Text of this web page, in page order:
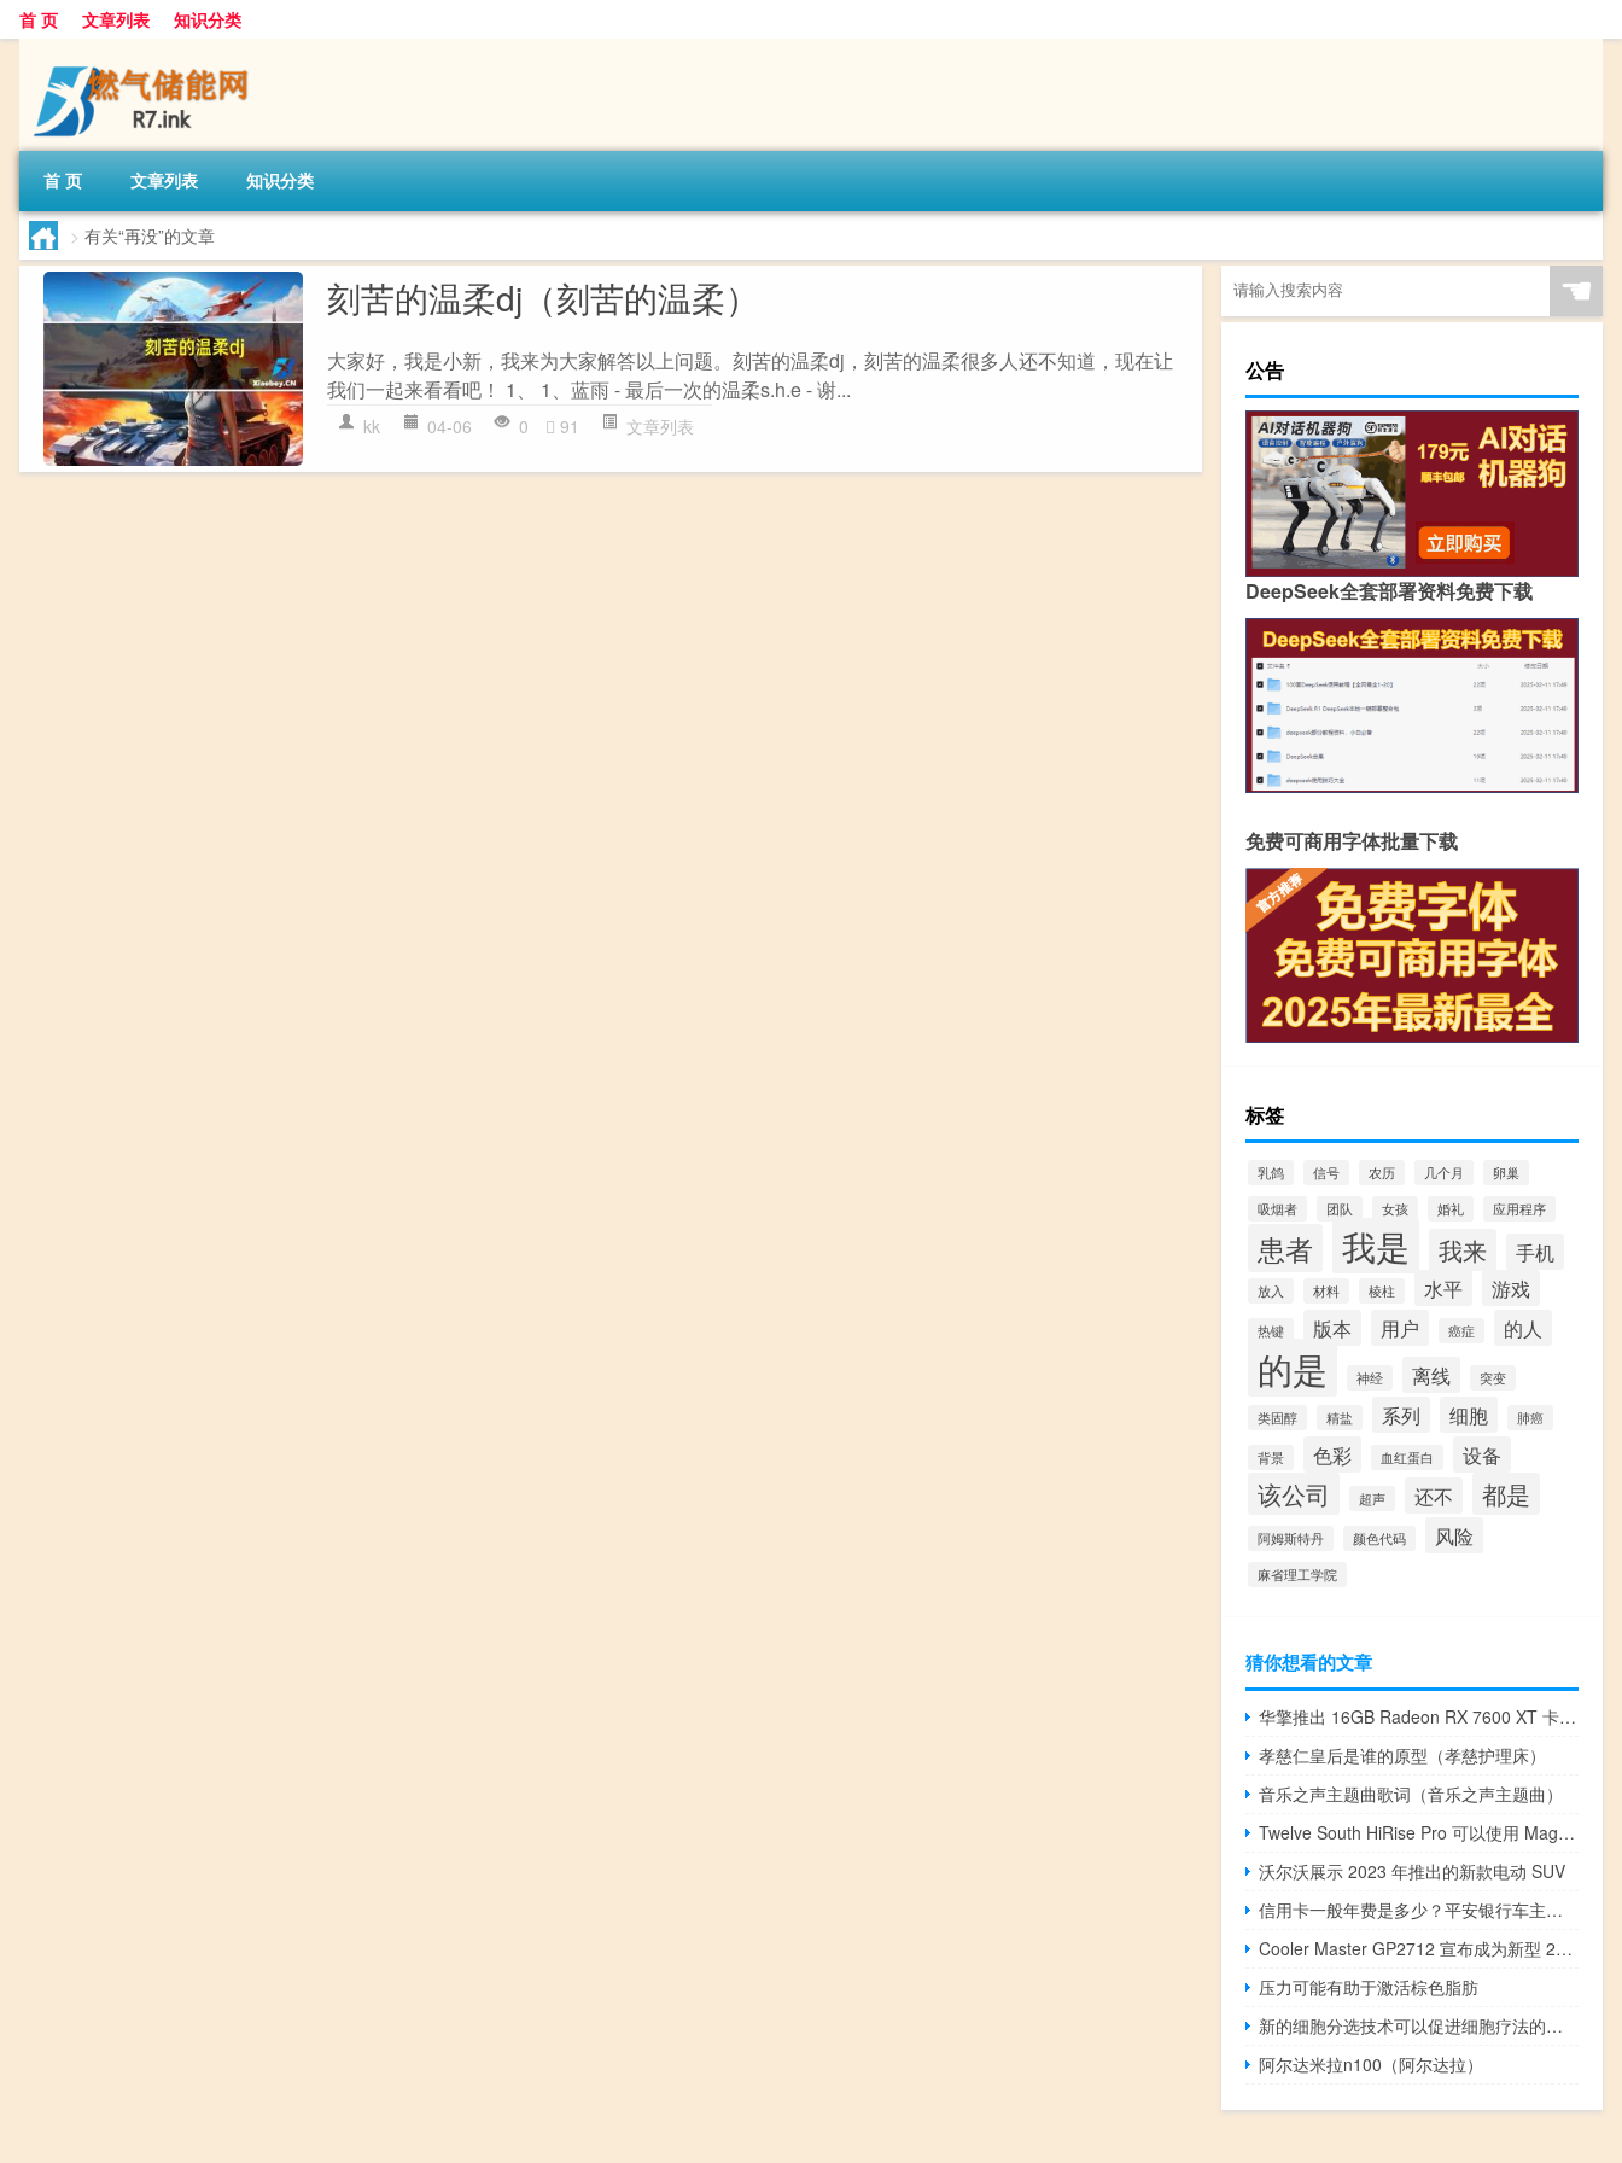
首 页 文章列表 知识分类
首 页 文章列表 知识分类
> 有关“再没”的文章
刻苦的温柔dj（刻苦的温柔）
大家好，我是小新，我来为大家解答以上问题。刻苦的温柔dj，刻苦的温柔很多人还不知道，现在让
我们一起来看看吧！ 1、 1、蓝雨 - 最后一次的温柔s.h.e - 谢...
kk 04-06 0 91 文章列表
☚
公告
DeepSeek全套部署资料免费下载
免费可商用字体批量下载
标签
乳鸽 信号 农历 几个月
卵巢
吸烟者
团队 女孩 婚礼 应用程序
患者 我是 我来 手机
放入 材料 棱柱 水平 游戏
热键 版本 用户 癌症 的人
的是 神经 离线 突变
类固醇 精盐 系列 细胞 肺癌
背景 色彩 血红蛋白 设备
该公司 超声 还不 都是
阿姆斯特丹 颜色代码 风险
麻省理工学院
猜你想看的文章
华擎推出 16GB Radeon RX 7600 XT 卡 GPU 时钟频率高达 2810 MHz
孝慈仁皇后是谁的原型（孝慈护理床）
音乐之声主题曲歌词（音乐之声主题曲）
Twelve South HiRise Pro 可以使用 MagSafe puck 为您的 iPhone 充电
沃尔沃展示 2023 年推出的新款电动 SUV
信用卡一般年费是多少？平安银行车主卡划算不？
Cooler Master GP2712 宣布成为新型 240 Hz 游戏显示器
压力可能有助于激活棕色脂肪
新的细胞分选技术可以促进细胞疗法的发展
阿尔达米拉n100（阿尔达拉）